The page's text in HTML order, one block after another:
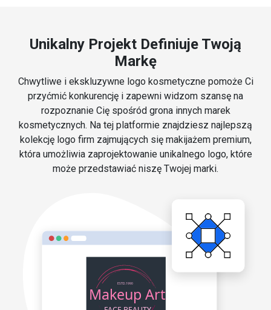
Unikalny Projekt Definiuje Twoją
Markę
Chwytliwe i ekskluzywne logo kosmetyczne pomoże Ci
przyćmić konkurencję i zapewni widzom szansę na
rozpoznanie Cię spośród grona innych marek
kosmetycznych. Na tej platformie znajdziesz najlepszą
kolekcję logo firm zajmujących się makijażem premium,
która umożliwia zaprojektowanie unikalnego logo, które
może przedstawiać niszę Twojej marki.